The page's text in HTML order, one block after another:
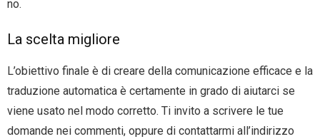
no.
La scelta migliore
L’obiettivo finale è di creare della comunicazione efficace e la
traduzione automatica è certamente in grado di aiutarci se
viene usato nel modo corretto. Ti invito a scrivere le tue
domande nei commenti, oppure di contattarmi all’indirizzo